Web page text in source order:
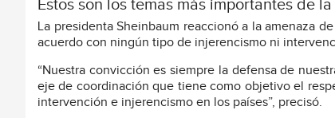
Estos son los temas más importantes de
La presidenta Sheinbaum reaccionó a la amenaza
acuerdo con ningún tipo de injerencismo ni
“Nuestra convicción es siempre la defensa de
eje de coordinación que tiene como objetivo el
intervención e injerencismo en los países”, precisó.